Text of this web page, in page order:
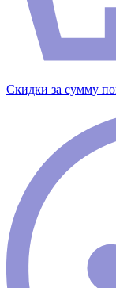
Скидки за сумму